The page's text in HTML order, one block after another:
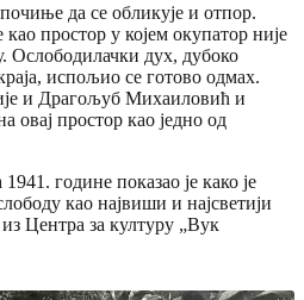
да се обликује и отпор.
простор у којем окупатор није
Ослободилачки дух, дубоко
испољио се готово одмах.
и Драгољуб Михаиловић и
овај простор као једно од
године показао је како је
као највиши и најсветији
Центра за културу „Вук